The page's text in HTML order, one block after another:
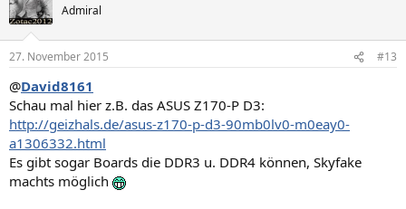
Admiral
27. November 2015 #13
@David8161
Schau mal hier z.B. das ASUS Z170-P D3:
http://geizhals.de/asus-z170-p-d3-90mb0lv0-m0eay0-
a1306332.html
Es gibt sogar Boards die DDR3 u. DDR4 können, Skyfake
machts möglich